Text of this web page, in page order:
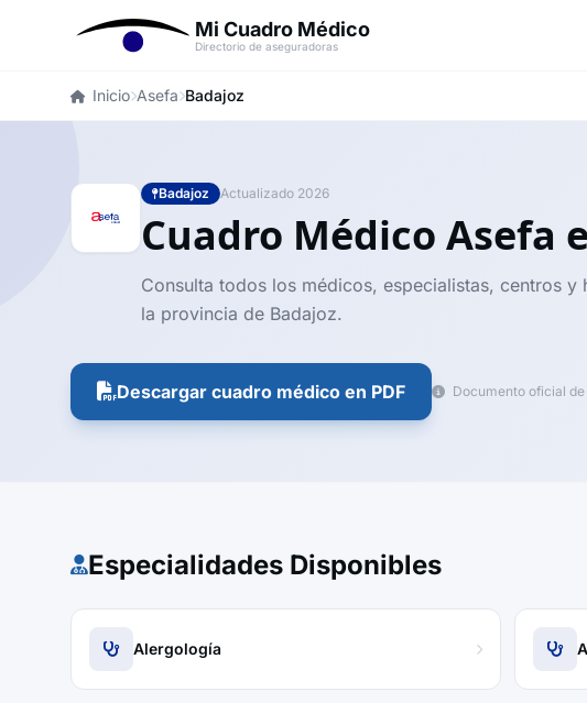
Mi Cuadro Médico
Directorio de aseguradoras
Inicio Asefa Badajoz
Badajoz Actualizado 2026
Cuadro Médico Asefa
Consulta todos los médicos, especialistas, centros
la provincia de Badajoz.
Descargar cuadro médico en PDF Documento oficial de
Especialidades Disponibles
Alergología